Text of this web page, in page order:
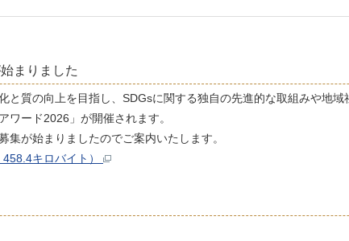
まりました
質の向上を目指し、SDGsに関する独自の先進的な取組みや地
ワード2026」が開催されます。
が始まりましたのでご案内いたします。
キロバイト）